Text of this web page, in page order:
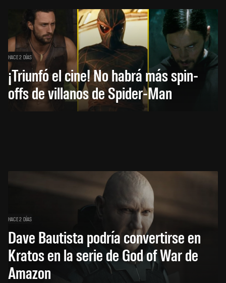
HACE 2 DÍAS
¡Triunfó el cine! No habrá más spin-
offs de villanos de Spider-Man
HACE 2 DÍAS
Dave Bautista podría convertirse en
Kratos en la serie de God of War de
Amazon